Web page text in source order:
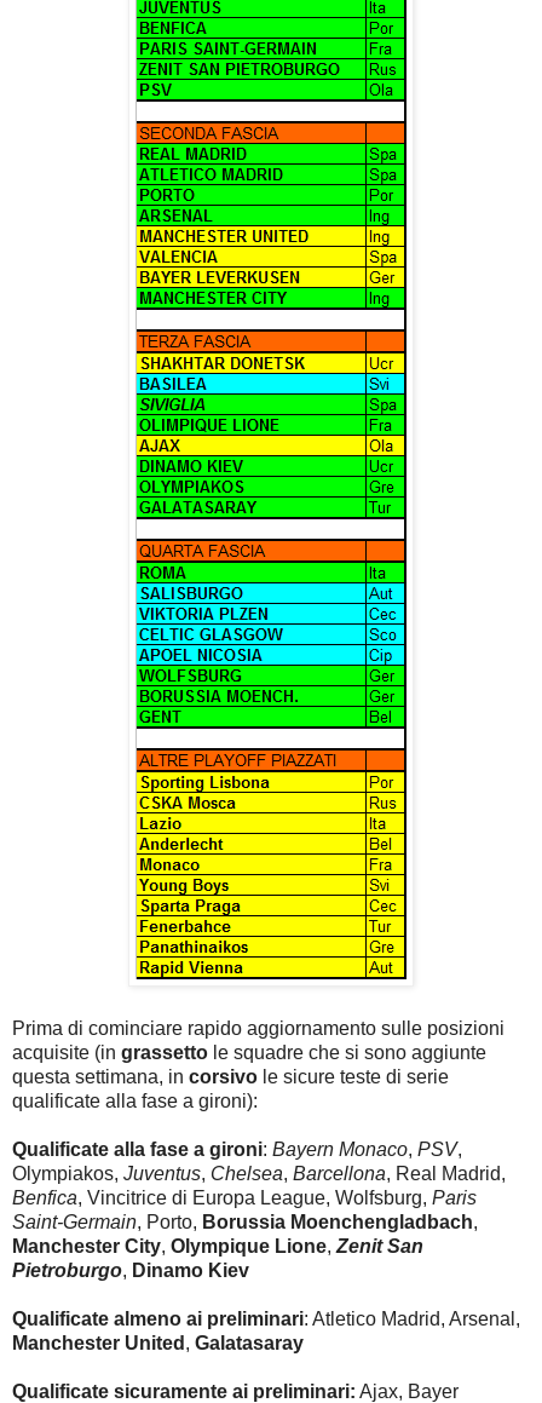
Prima di cominciare rapido aggiornamento sulle posizioni
acquisite (in grassetto le squadre che si sono aggiunte
questa settimana, in corsivo le sicure teste di serie
qualificate alla fase a gironi):
Qualificate alla fase a gironi: Bayern Monaco, PSV,
Olympiakos, Juventus, Chelsea, Barcellona, Real Madrid,
Benfica, Vincitrice di Europa League, Wolfsburg, Paris
Saint-Germain, Porto, Borussia Moenchengladbach,
Manchester City, Olympique Lione, Zenit San
Pietroburgo, Dinamo Kiev
Qualificate almeno ai preliminari: Atletico Madrid, Arsenal,
Manchester United , Galatasaray
Qualificate sicuramente ai preliminari: Ajax, Bayer